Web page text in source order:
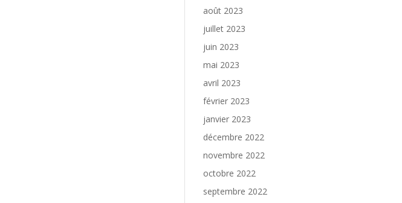
août 2023
juillet 2023
juin 2023
mai 2023
avril 2023
février 2023
janvier 2023
décembre 2022
novembre 2022
octobre 2022
septembre 2022